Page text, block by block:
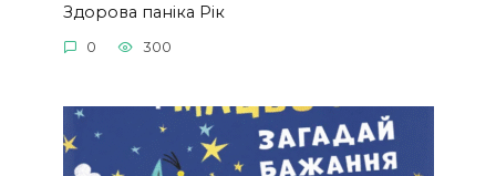
Здорова паніка Рік
0 300